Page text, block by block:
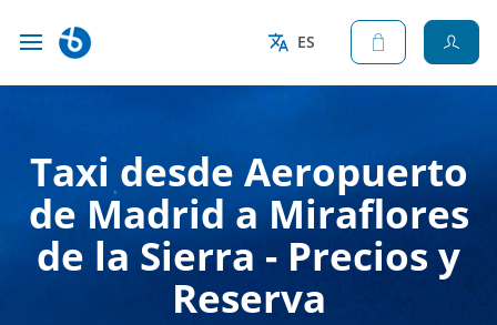
ES
Taxi desde Aeropuerto
de Madrid a Miraflores
de la Sierra - Precios y
Reserva